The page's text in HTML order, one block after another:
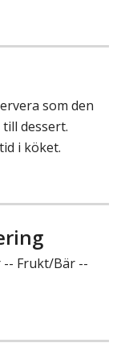
som den
dessert.
i köket.
-- Frukt/Bär --